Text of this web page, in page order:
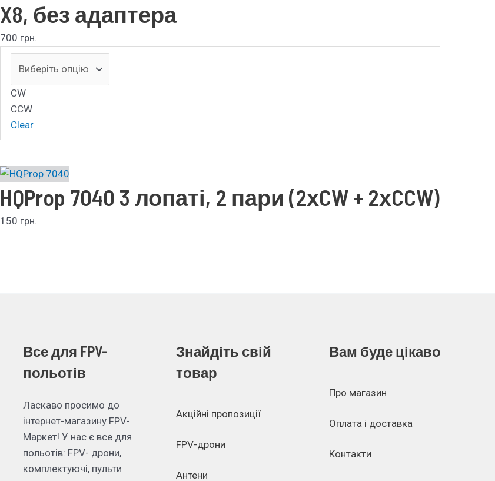
X8, без адаптера
700 грн.
CW
CCW
Clear
HQProp 7040 3 лопаті, 2 пари (2хCW + 2хCCW)
150 грн.
Все для FPV-
польотів
Ласкаво просимо до
інтернет-магазину FPV-
Маркет! У нас є все для
польотів: FPV- дрони,
комплектуючі, пульти
Знайдіть свій
товар
Акційні пропозиції
FPV-дрони
Антени
Вам буде цікаво
Про магазин
Оплата і доставка
Контакти